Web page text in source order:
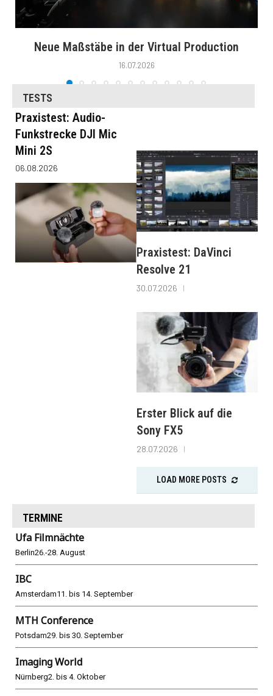
Neue Maßstäbe in der Virtual Production
16.07.2026
TESTS
Praxistest: Audio-
Funkstrecke DJI Mic
Mini 2S
06.08.2026
Praxistest: DaVinci
Resolve 21
30.07.2026
Erster Blick auf die
Sony FX5
28.07.2026
LOAD MORE POSTS
TERMINE
Ufa Filmnächte
Berlin26.-28. August
IBC
Amsterdam11. bis 14. September
MTH Conference
Potsdam29. bis 30. September
Imaging World
Nürnberg2. bis 4. Oktober